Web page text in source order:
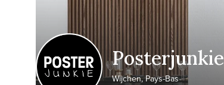
Posterjunkie
Wijchen, Pays-Bas